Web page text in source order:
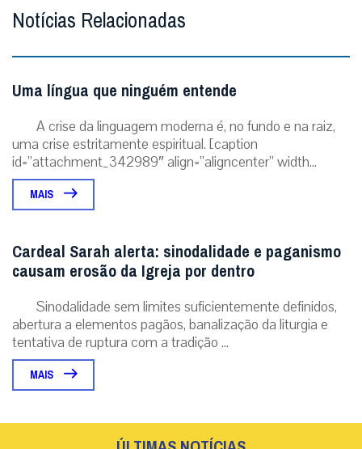
Notícias Relacionadas
Uma língua que ninguém entende
A crise da linguagem moderna é, no fundo e na raiz,
uma crise estritamente espiritual. [caption
id=”attachment_342989″ align=”aligncenter” width...
MAIS
Cardeal Sarah alerta: sinodalidade e paganismo
causam erosão da Igreja por dentro
Sinodalidade sem limites suficientemente definidos,
abertura a elementos pagãos, banalização da liturgia e
tentativa de ruptura com a tradição ...
MAIS